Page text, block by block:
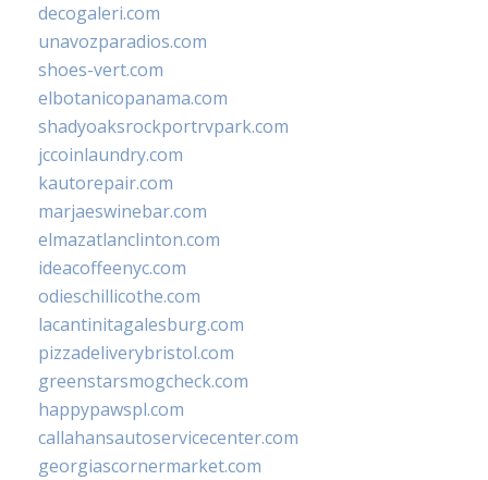
decogaleri.com
unavozparadios.com
shoes-vert.com
elbotanicopanama.com
shadyoaksrockportrvpark.com
jccoinlaundry.com
kautorepair.com
marjaeswinebar.com
elmazatlanclinton.com
ideacoffeenyc.com
odieschillicothe.com
lacantinitagalesburg.com
pizzadeliverybristol.com
greenstarsmogcheck.com
happypawspl.com
callahansautoservicecenter.com
georgiascornermarket.com